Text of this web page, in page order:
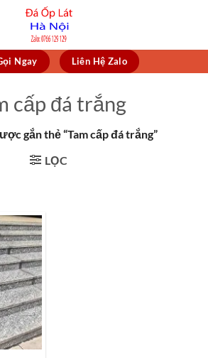
Ngay Liên Hệ Zalo
cấp đá trắng
gắn thẻ “Tam cấp đá trắng”
LỌC